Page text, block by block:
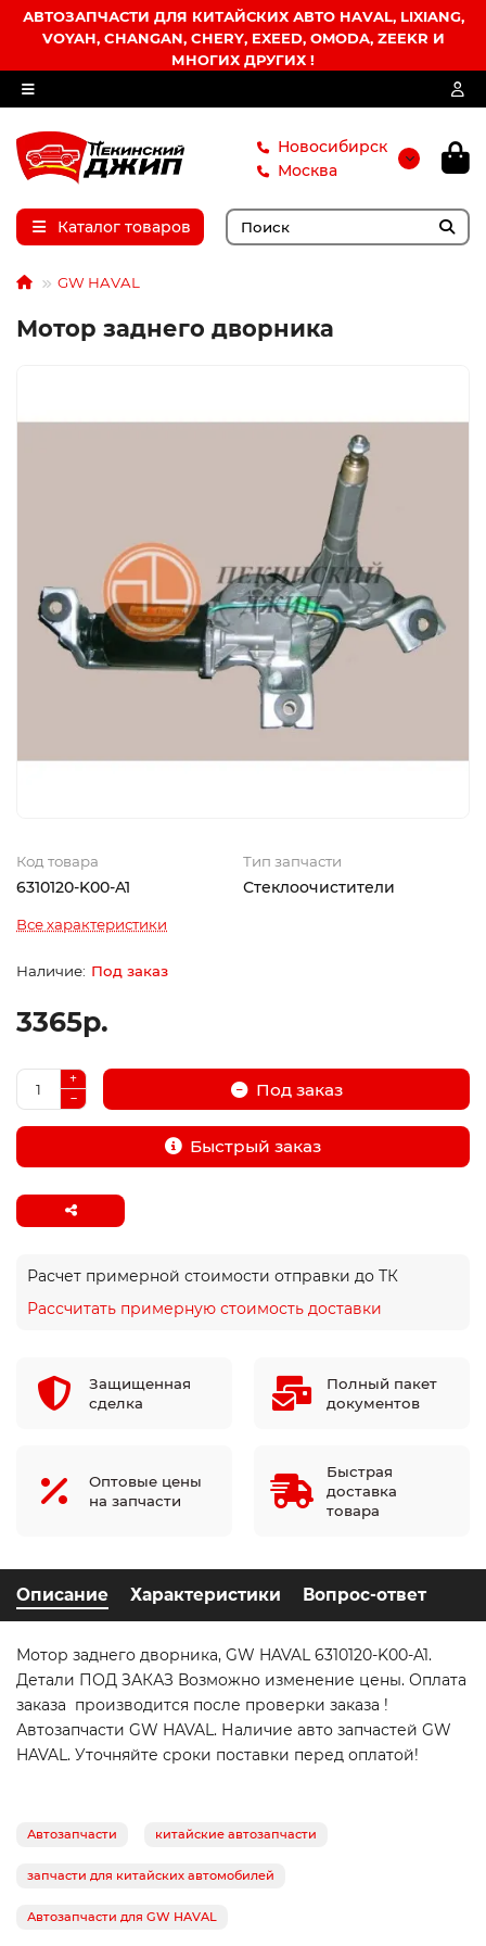
АВТОЗАПЧАСТИ ДЛЯ КИТАЙСКИХ АВТО HAVAL, LIXIANG,
VOYAH, CHANGAN, CHERY, EXEED, OMODA, ZEEKR И
МНОГИХ ДРУГИХ !
Новосибирск
Москва
Каталог товаров
GW HAVAL
Мотор заднего дворника
Код товара
6310120-K00-A1
Тип запчасти
Стеклоочистители
Все характеристики
Под заказ
3365р.
Под заказ
Быстрый заказ
Расчет примерной стоимости отправки до ТК
Рассчитать примерную стоимость доставки
Защищенная
сделка
Полный пакет
документов
Оптовые цены
на запчасти
Быстрая
доставка
товара
Описание Характеристики Вопрос-ответ
Мотор заднего дворника, GW HAVAL 6310120-K00-A1.
Детали ПОД ЗАКАЗ Возможно изменение цены. Оплата
заказа производится после проверки заказа !
Автозапчасти GW HAVAL. Наличие авто запчастей GW
HAVAL. Уточняйте сроки поставки перед оплатой!
Автозапчасти китайские автозапчасти
запчасти для китайских автомобилей
Автозапчасти для GW HAVAL